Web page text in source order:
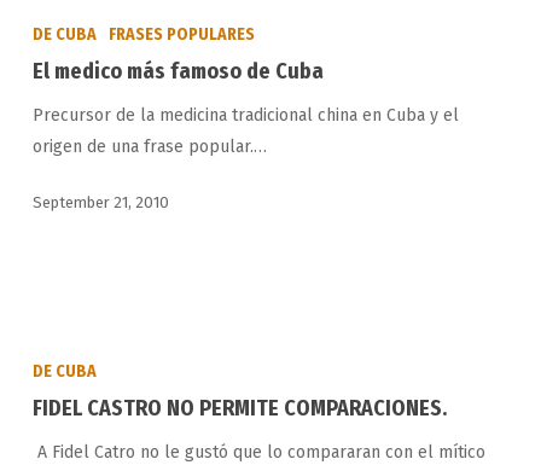
famoso
de
Cuba
DE CUBA FRASES POPULARES
El medico más famoso de Cuba
Precursor de la medicina tradicional china en Cuba y el
origen de una frase popular.…
September 21, 2010
PERMITE
COMPARACIONES.
DE CUBA
FIDEL CASTRO NO PERMITE COMPARACIONES.
A Fidel Catro no le gustó que lo compararan con el mítico